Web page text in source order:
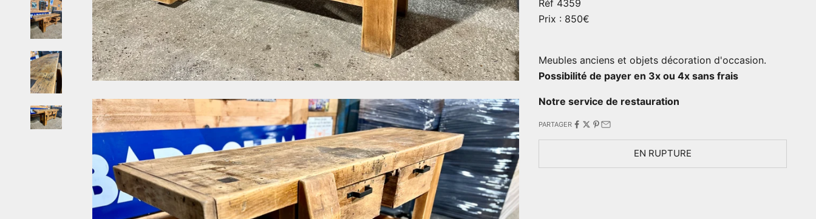
Réf 4359
Prix : 850€
Meubles anciens et objets décoration d'occasion.
Possibilité de payer en 3x ou 4x sans frais
Notre service de restauration
PARTAGER
EN RUPTURE